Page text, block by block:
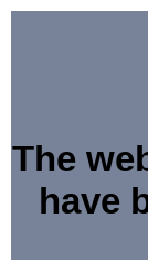
The
have